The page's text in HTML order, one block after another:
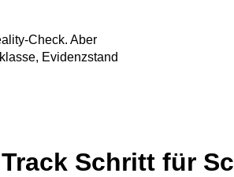
Check. Aber
Evidenzstand
Schritt für